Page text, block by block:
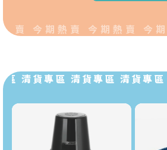
賣 今期熱賣 今期熱賣 今
清貨專區 清貨專區 清貨專